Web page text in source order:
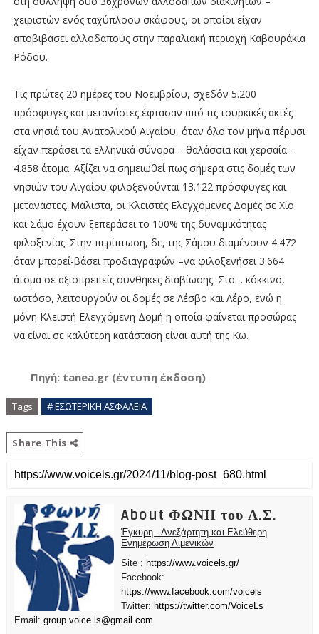
χειριστών ενός ταχύπλοου σκάφους, οι οποίοι είχαν
αποβιβάσει αλλοδαπούς στην παραλιακή περιοχή Καβουράκια
Ρόδου.
Τις πρώτες 20 ημέρες του Νοεμβρίου, σχεδόν 5.200
πρόσφυγες και μετανάστες έφτασαν από τις τουρκικές ακτές
στα νησιά του Ανατολικού Αιγαίου, όταν όλο τον μήνα πέρυσι
είχαν περάσει τα ελληνικά σύνορα – θαλάσσια και χερσαία –
4.858 άτομα. Αξίζει να σημειωθεί πως σήμερα στις δομές των
νησιών του Αιγαίου φιλοξενούνται 13.122 πρόσφυγες και
μετανάστες. Μάλιστα, οι Κλειστές Ελεγχόμενες Δομές σε Χίο
και Σάμο έχουν ξεπεράσει το 100% της δυναμικότητας
φιλοξενίας. Στην περίπτωση, δε, της Σάμου διαμένουν 4.472
όταν μπορεί-βάσει προδιαγραφών –να φιλοξενήσει 3.664
άτομα σε αξιοπρεπείς συνθήκες διαβίωσης. Στο… κόκκινο,
ωστόσο, λειτουργούν οι δομές σε Λέσβο και Λέρο, ενώ η
μόνη Κλειστή Ελεγχόμενη Δομή η οποία φαίνεται προσώρας
να είναι σε καλύτερη κατάσταση είναι αυτή της Κω.
Πηγή: tanea.gr (έντυπη έκδοση)
Tags # ΕΣΩΤΕΡΙΚΗ ΑΣΦΑΛΕΙΑ
Share This
About ΦΩΝΗ του Λ.Σ.
Έγκυρη - Ανεξάρτητη και Ελεύθερη
Ενημέρωση Λιμενικών
Site : https://www.voicels.gr/
Facebook:
https://www.facebook.com/voicels
Twitter: https://twitter.com/VoiceLs
Email: group.voice.ls@gmail.com